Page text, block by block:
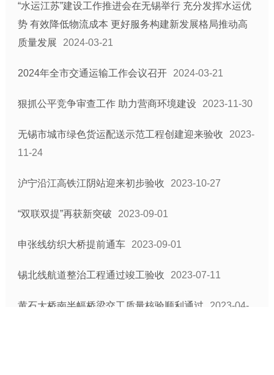
“水运江苏”建设工作推进会在无锡举行 充分发挥水运优
势 有效降低物流成本 更好服务构建新发展格局推动高
质量发展
2024-03-21
2024年全市交通运输工作会议召开 2024-03-21
狠抓公平竞争审查工作 助力营商环境建设 2023-11-30
无锡市城市绿色货运配送示范工程创建迎来验收
2023-
11-24
沪宁沿江高铁江阴站迎来初步验收 2023-10-27
“双联双提”再获新突破 2023-09-01
申张线纺织大桥提前通车 2023-09-01
锡北线航道整治工程通过竣工验收 2023-07-11
黄石大桥南半幅桥梁交工质量核验顺利通过
2023-04-